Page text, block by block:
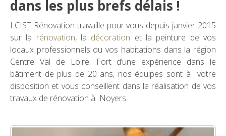
dans les plus brefs délais !
LCIST Rénovation travaille pour vous depuis janvier 2015
sur la rénovation, la décoration et la peinture de vos
locaux professionnels ou vos habitations dans la région
Centre Val de Loire. Fort d’une expérience dans le
bâtiment de plus de 20 ans, nos équipes sont à votre
disposition et vous conseillent dans la réalisation de vos
travaux de rénovation à Noyers.